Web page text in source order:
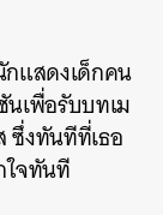
กแสดงเด็กคน
เพื่อรับบทเม
ซึ่งทันทีที่เธอ
จทันที